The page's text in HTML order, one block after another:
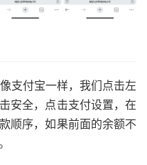
支付宝一样，我们点击左
安全，点击支付设置，在
顺序，如果前面的余额不